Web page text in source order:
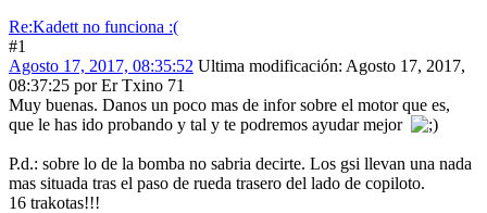
Re:Kadett no funciona :(
#1
Agosto 17, 2017, 08:35:52 Ultima modificación: Agosto 17, 2017,
08:37:25 por Er Txino 71
Muy buenas. Danos un poco mas de infor sobre el motor que es,
que le has ido probando y tal y te podremos ayudar mejor
P.d.: sobre lo de la bomba no sabria decirte. Los gsi llevan una nada
mas situada tras el paso de rueda trasero del lado de copiloto.
16 trakotas!!!